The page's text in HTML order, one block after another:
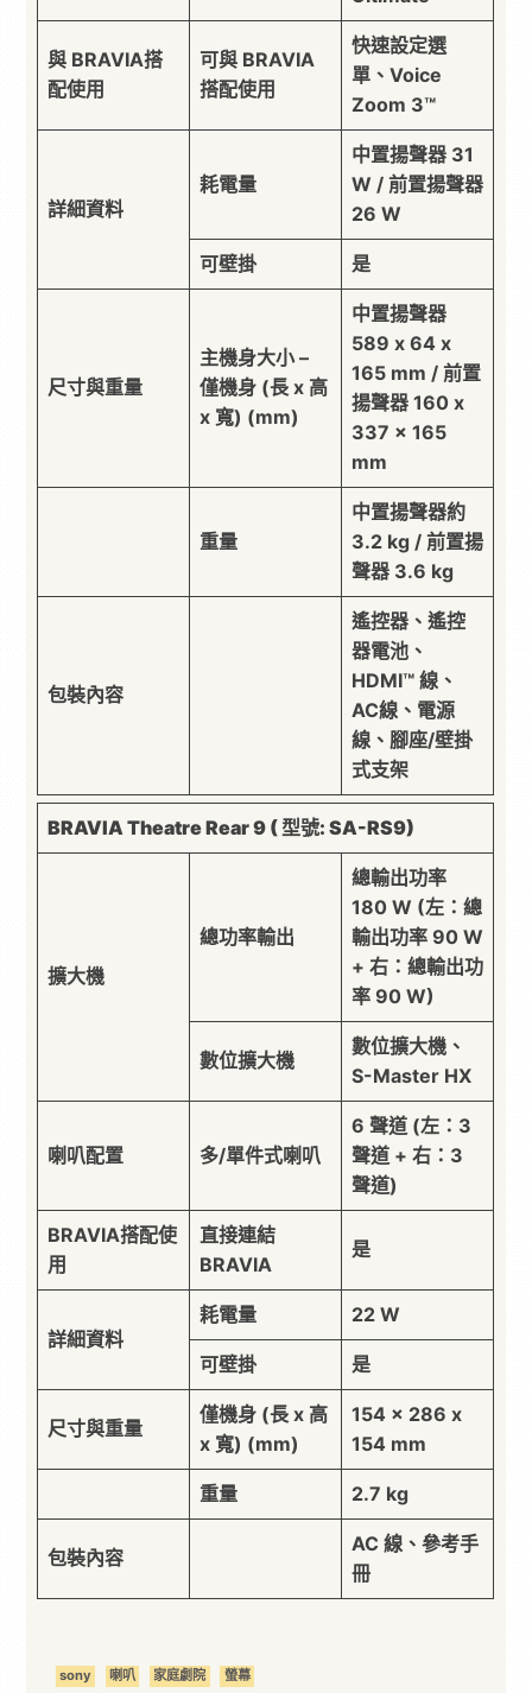
與 BRAVIA搭
配使用
可與 BRAVIA
搭配使用
快速設定選
單、Voice
Zoom 3™
詳細資料
耗電量
中置揚聲器 31
W / 前置揚聲器
26 W
可壁掛 是
尺寸與重量
主機身大小 –
僅機身 (長 x 高
x 寬) (mm)
中置揚聲器
589 x 64 x
165 mm / 前置
揚聲器 160 x
337 x 165
mm
重量
中置揚聲器約
3.2 kg / 前置揚
聲器 3.6 kg
包裝內容
遙控器、遙控
器電池、
HDMI™ 線、
AC線、電源
線、腳座/壁掛
式支架
BRAVIA Theatre Rear 9 (型號: SA-RS9)
擴大機
總功率輸出
總輸出功率
180 W (左：總
輸出功率 90 W
+ 右：總輸出功
率 90 W)
數位擴大機
數位擴大機、
S-Master HX
喇叭配置 多/單件式喇叭
6 聲道 (左：3
聲道 + 右：3
聲道)
BRAVIA搭配使
用
直接連結
BRAVIA
是
詳細資料
耗電量 22 W
可壁掛 是
尺寸與重量
僅機身 (長 x 高
x 寬) (mm)
154 x 286 x
154 mm
重量 2.7 kg
包裝內容
AC 線、參考手
冊
sony 喇叭 家庭劇院 螢幕